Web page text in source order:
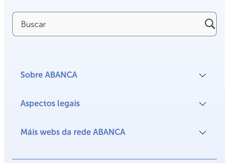
Buscar
Sobre ABANCA
Aspectos legais
Máis webs da rede ABANCA